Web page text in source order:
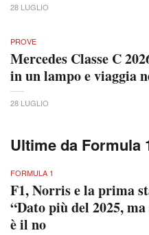
28 LUGLIO
PROVE
Mercedes Classe C
in un lampo e viaggia
28 LUGLIO
Ultime da Formula
FORMULA 1
F1, Norris e la prima
“Dato più del 2025,
è il no